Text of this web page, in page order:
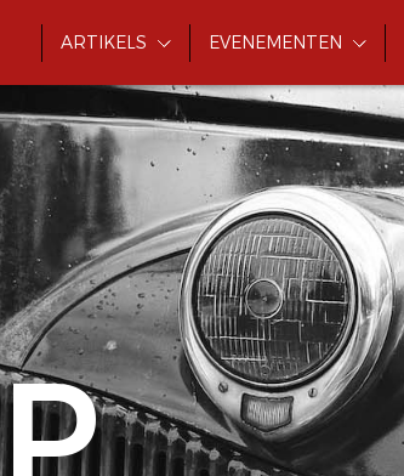
ARTIKELS EVENEMENTEN